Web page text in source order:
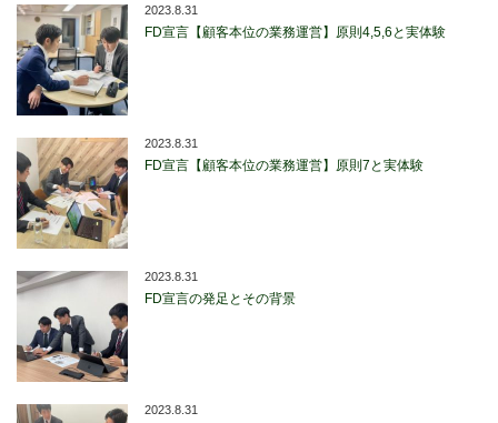
2023.8.31
FD宣言【顧客本位の業務運営】原則4,5,6と実体験
2023.8.31
FD宣言【顧客本位の業務運営】原則7と実体験
2023.8.31
FD宣言の発足とその背景
2023.8.31